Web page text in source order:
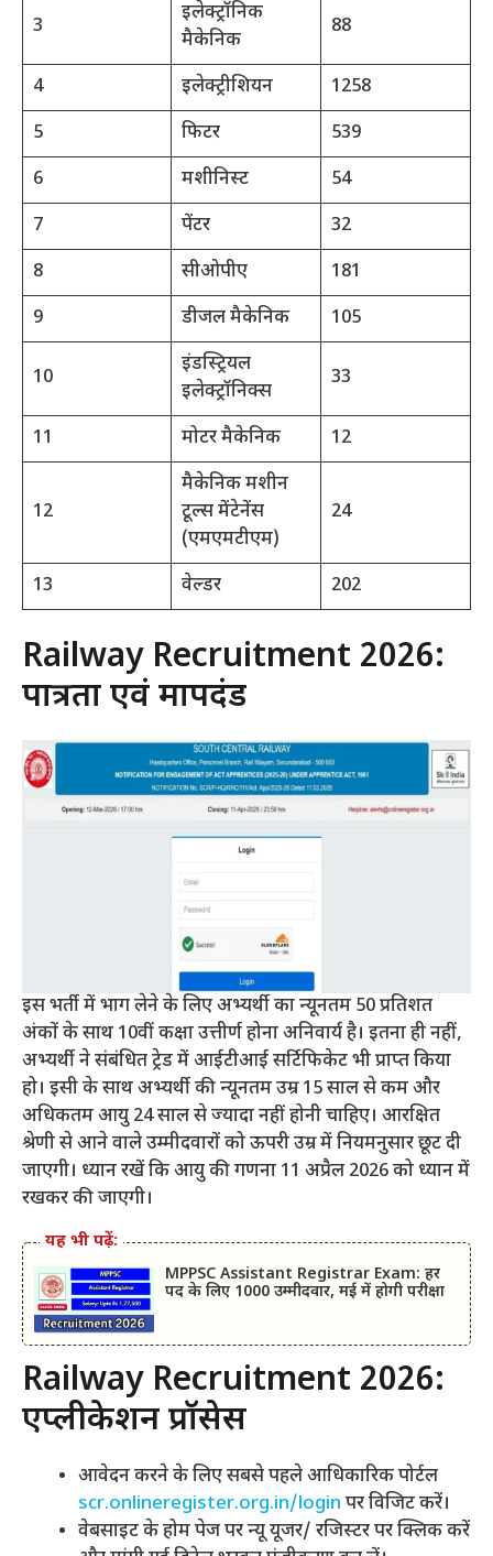
3
इलेक्ट्रॉनिक
मैकेनिक
88
4 इलेक्ट्रीशियन
1258
5
फिटर
539
6
मशीनिस्ट
54
7
पेंटर
32
8
सीओपीए
181
9
डीजल मैकेनिक 105
10
इंडस्ट्रियल
इलेक्ट्रॉनिक्स
33
11 मोटर मैकेनिक 12
12
मैकेनिक मशीन
टूल्स मेंटेनेंस
(एमएमटीएम)
24
13 वेल्डर 202
Railway Recruitment 2026:
पात्रता एवं मापदंड
इस भर्ती में भाग लेने के लिए अभ्यर्थी का न्यूनतम 50 प्रतिशत
अंकों के साथ 10वीं कक्षा उत्तीर्ण होना अनिवार्य है। इतना ही नहीं,
अभ्यर्थी ने संबंधित ट्रेड में आईटीआई सर्टिफिकेट भी प्राप्त किया
हो। इसी के साथ अभ्यर्थी की न्यूनतम उम्र 15 साल से कम और
अधिकतम आयु 24 साल से ज्यादा नहीं होनी चाहिए। आरक्षित
श्रेणी से आने वाले उम्मीदवारों को ऊपरी उम्र में नियमनुसार छूट दी
जाएगी। ध्यान रखें कि आयु की गणना 11 अप्रैल 2026 को ध्यान में
रखकर की जाएगी।
यह भी पढ़ें:
MPPSC Assistant Registrar Exam: हर
पद के लिए 1000 उम्मीदवार, मई में होगी परीक्षा
Railway Recruitment 2026:
एप्लीकेशन प्रॉसेस
आवेदन करने के लिए सबसे पहले आधिकारिक पोर्टल
scr.onlineregister.org.in/login पर विजिट करें।
वेबसाइट के होम पेज पर न्यू यूजर/ रजिस्टर पर क्लिक करें